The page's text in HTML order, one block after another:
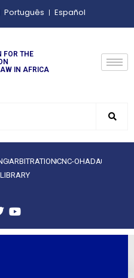
Português Español
FOR THE
IN AFRICA
ARBITRATIONCNC-OHADA